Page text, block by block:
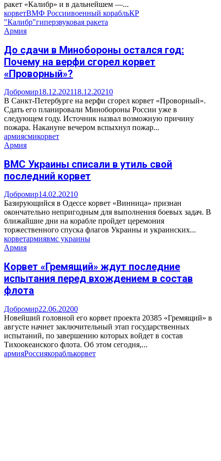
ракет «Калибр» и в дальнейшем —...
корветВМФ Россиивоенный корабльКР
"Калибр"гиперзвуковая ракета
Армия
До сдачи в Минобороны остался год:
Почему на верфи сгорел корвет
«Проворный»?
Добромир18.12.202118.12.20210
В Санкт-Петербурге на верфи сгорел корвет «Проворный».
Сдать его планировали Минобороны России уже в
следующем году. Источник назвал возможную причину
пожара. Накануне вечером вспыхнул пожар...
армиясмикорвет
Армия
ВМС Украины списали в утиль свой
последний корвет
Добромир14.02.20210
Базирующийся в Одессе корвет «Винница» признан
окончательно непригодным для выполнения боевых задач. В
ближайшие дни на корабле пройдет церемония
торжественного спуска флагов Украины и украинских...
корветармиявмс украины
Армия
Корвет «Гремящий» ждут последние
испытания перед вхождением в состав
флота
Добромир22.06.20200
Новейший головной его корвет проекта 20385 «Гремящий» в
августе начнет заключительный этап государственных
испытаний, по завершению которых войдет в состав
Тихоокеанского флота. Об этом сегодня,...
армияРоссиякораблькорвет